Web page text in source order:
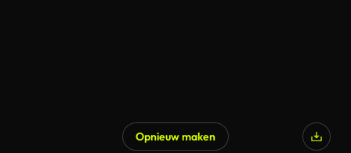
Opnieuw maken